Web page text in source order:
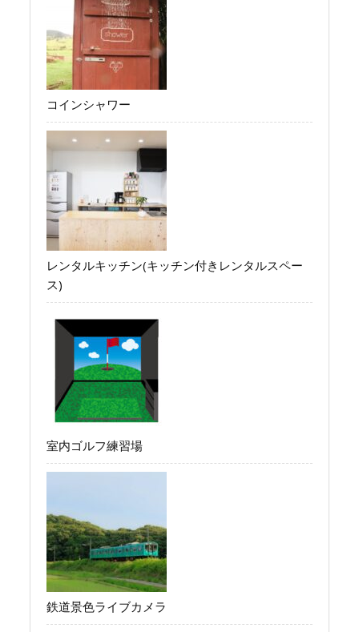
コインシャワー
レンタルキッチン(キッチン付きレンタルスペー
ス)
室内ゴルフ練習場
鉄道景色ライブカメラ